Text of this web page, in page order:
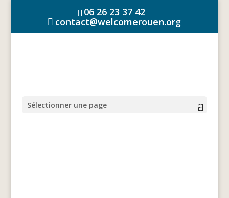
06 26 23 37 42
contact@welcomerouen.org
Sélectionner une page